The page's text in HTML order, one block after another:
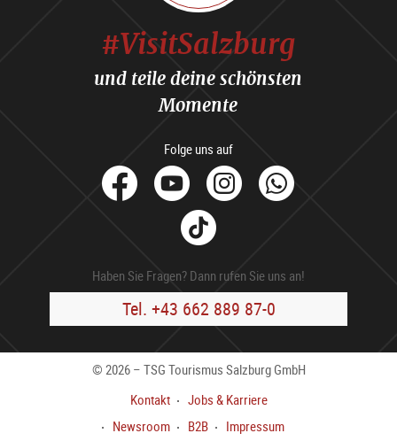
#VisitSalzburg
und teile deine schönsten
Momente
Folge uns auf
facebook
YoutubeInstagram
Tik
Tok
Haben Sie Fragen? Dann rufen Sie uns an!
Tel. +43 662 889 87-0
© 2026 – TSG Tourismus Salzburg GmbH
Kontakt
Jobs & Karriere
Newsroom
B2B Impressum